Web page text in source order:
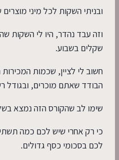
ובניתי השקות לכל מיני
וזה עבד נהדר, היו לי השקות
שקלים בשבוע.
חשוב לי לציין, שכמות
הבודד שאתם מוכרים, ובגודל
שימו לב שהקורס הזה נמצא בשלב 4 במכללה, וזה
כי רק אחרי שיש לכם כמה
לכם בסכומי כסף גדולים.